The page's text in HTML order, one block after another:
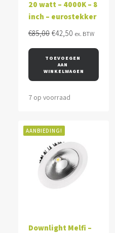
20 watt – 4000K – 8
inch – eurostekker
€85,00 Oorspronkelijke
was:
€85,00.
€42,50 Huidige
is:
€42,50.
ex. BTW
TOEVOEGEN
AAN
WINKELWAGEN
7 op voorraad
AANBIEDING!
Downlight Melfi –